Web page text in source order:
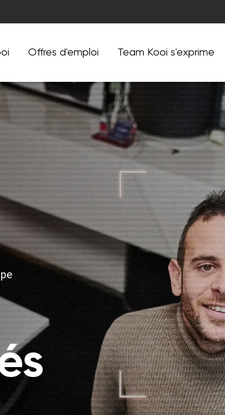
Offres d'emploi Team Kooi s'exprime